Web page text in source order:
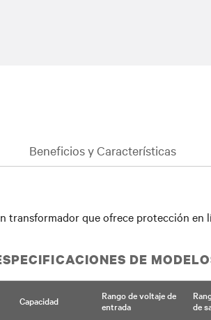
Beneficios y Características
transformador que ofrece protección
DE
Capacidad
Rango de voltaje de
entrada
de